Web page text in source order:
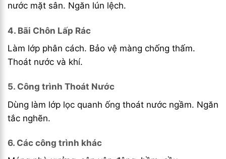
nước mặt sân. Ngăn lún lệch.
4. Bãi Chôn Lấp Rác
Làm lớp phân cách. Bảo vệ màng chống thấm.
Thoát nước và khí.
5. Công trình Thoát Nước
Dùng làm lớp lọc quanh ống thoát nước ngầm. Ngăn
tắc nghẽn.
6. Các công trình khác